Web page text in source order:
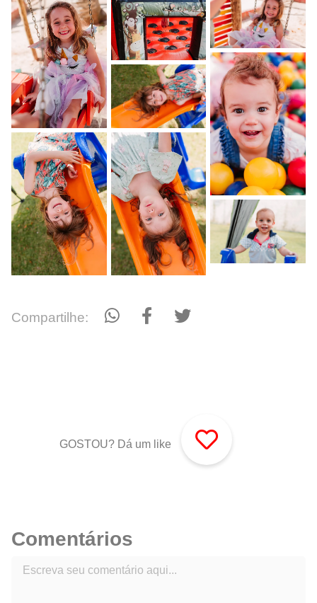
Compartilhe:
GOSTOU? Dá um like
Comentários